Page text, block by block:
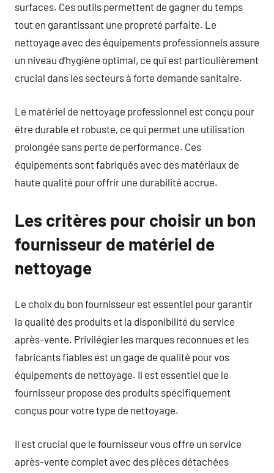
surfaces. Ces outils permettent de gagner du temps
tout en garantissant une propreté parfaite. Le
nettoyage avec des équipements professionnels assure
un niveau d’hygiène optimal, ce qui est particulièrement
crucial dans les secteurs à forte demande sanitaire.
Le matériel de nettoyage professionnel est conçu pour
être durable et robuste, ce qui permet une utilisation
prolongée sans perte de performance. Ces
équipements sont fabriqués avec des matériaux de
haute qualité pour offrir une durabilité accrue.
Les critères pour choisir un bon
fournisseur de matériel de
nettoyage
Le choix du bon fournisseur est essentiel pour garantir
la qualité des produits et la disponibilité du service
après-vente. Privilégier les marques reconnues et les
fabricants fiables est un gage de qualité pour vos
équipements de nettoyage. Il est essentiel que le
fournisseur propose des produits spécifiquement
conçus pour votre type de nettoyage.
Il est crucial que le fournisseur vous offre un service
après-vente complet avec des pièces détachées